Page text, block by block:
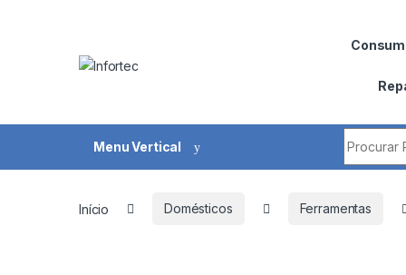
Menu Vertical
Início Domésticos Ferramentas